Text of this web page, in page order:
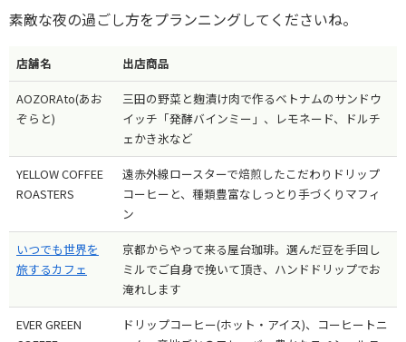
素敵な夜の過ごし方をプランニングしてくださいね。
店舗名 出店商品
AOZORAto(あお
ぞらと)
三田の野菜と麹漬け肉で作るベトナムのサンドウ
イッチ「発酵バインミー」、レモネード、ドルチ
ェかき氷など
YELLOW COFFEE
ROASTERS
遠赤外線ロースターで焙煎したこだわりドリップ
コーヒーと、種類豊富なしっとり手づくりマフィ
ン
いつでも世界を
旅するカフェ
京都からやって来る屋台珈琲。選んだ豆を手回し
ミルでご自身で挽いて頂き、ハンドドリップでお
淹れします
EVER GREEN
ドリップコーヒー(ホット・アイス)、コーヒートニ